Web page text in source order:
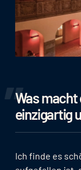
Was macht
einzigartig
Ich finde es